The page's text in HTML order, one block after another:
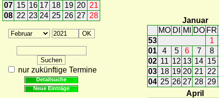
07 15 16 17 18 19 20 21
08 22 23 24 25 26 27 28
nur zukünftige Termine
Detailsuche
Neue Einträge
Januar
MO DI MI DO FR
53
1
01
4 5 6 7
8
02 11 12 13 14 15
03 18 19 20 21 22
04 25 26 27 28 29
April